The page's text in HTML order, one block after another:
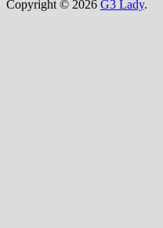
Copyright © 2026 G3 Lady.